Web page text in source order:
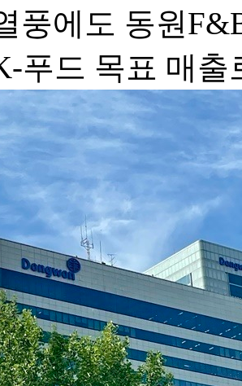
풍에도 동원
푸드 목표 매출